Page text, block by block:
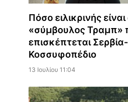
Πόσο ειλικρινής είναι
«σύμβουλος Τραμπ»
επισκέπτεται Σερβία-
Κοσσυφοπέδιο
13 Ιουλίου 11:04